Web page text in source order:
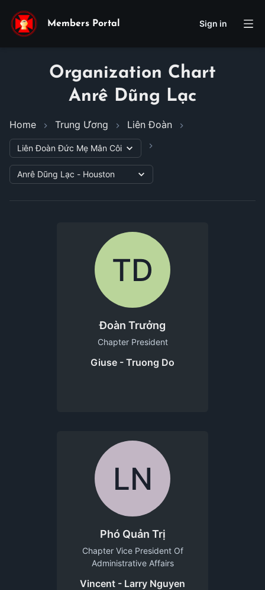
Members Portal Sign in
Organization Chart
Anrê Dũng Lạc
Home Trung Ương Liên Đoàn
TD
Đoàn Trưởng
Chapter President
Giuse - Truong Do
LN
Phó Quản Trị
Chapter Vice President Of
Administrative Affairs
Vincent - Larry Nguyen